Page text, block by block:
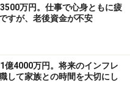
ら55歳までの25年間、死
い1600米ドル
払い、入院日額5000円）
万円。仕事で心身ともに疲
すが、老後資金が不安
億4000万円。将来のインフレ
して家族との時間を大切にし